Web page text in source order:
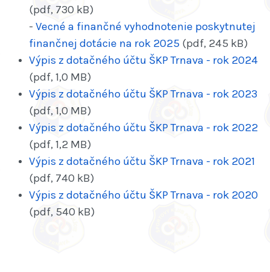
(pdf, 730 kB)
- Vecné a finančné vyhodnotenie poskytnutej
finančnej dotácie na rok 2025 (pdf, 245 kB)
Výpis z dotačného účtu ŠKP Trnava - rok 2024
(pdf, 1,0 MB)
Výpis z dotačného účtu ŠKP Trnava - rok 2023
(pdf, 1,0 MB)
Výpis z dotačného účtu ŠKP Trnava - rok 2022
(pdf, 1,2 MB)
Výpis z dotačného účtu ŠKP Trnava - rok 2021
(pdf, 740 kB)
Výpis z dotačného účtu ŠKP Trnava - rok 2020
(pdf, 540 kB)